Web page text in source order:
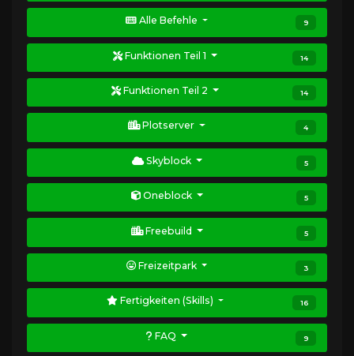
Alle Befehle 9
Funktionen Teil 1 14
Funktionen Teil 2 14
Plotserver 4
Skyblock 5
Oneblock 5
Freebuild 5
Freizeitpark 3
Fertigkeiten (Skills) 16
FAQ 9